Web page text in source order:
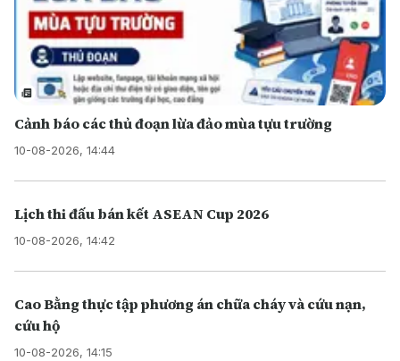
Cảnh báo các thủ đoạn lừa đảo mùa tựu trường
10-08-2026, 14:44
Lịch thi đấu bán kết ASEAN Cup 2026
10-08-2026, 14:42
Cao Bằng thực tập phương án chữa cháy và cứu nạn,
cứu hộ
10-08-2026, 14:15